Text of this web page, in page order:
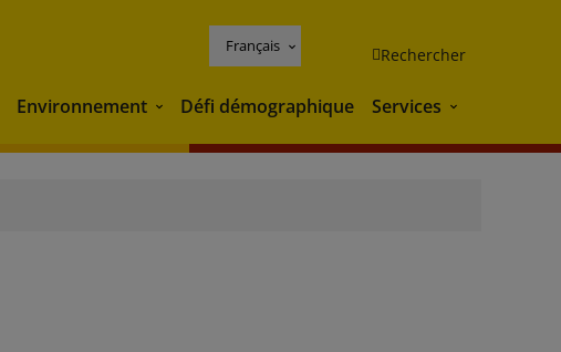
Français Rechercher
Environnement Environnement
Défi démographique Services Services